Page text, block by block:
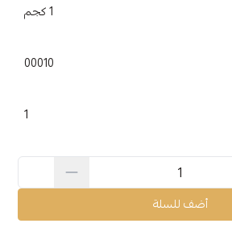
1 كجم
00010
1
أضف للسلة